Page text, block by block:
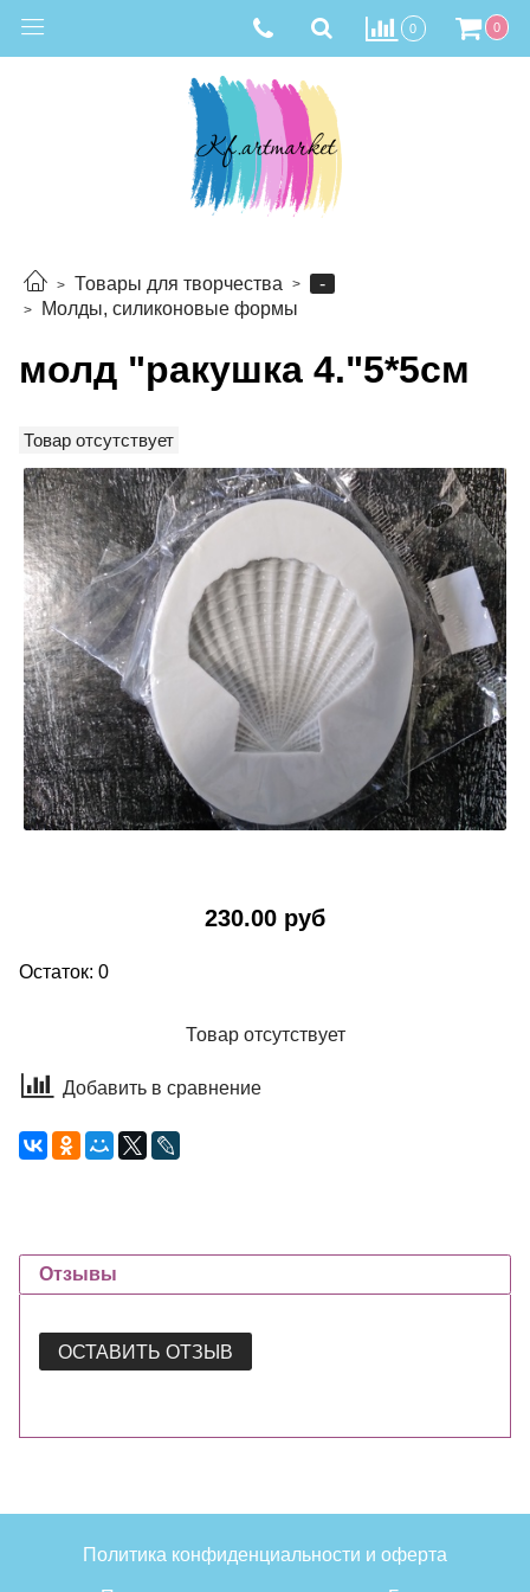
0 0
Товары для творчества
-
Молды, силиконовые формы
молд "ракушка 4."5*5см
Товар отсутствует
230.00 руб
Остаток: 0
Товар отсутствует
Добавить в сравнение
Отзывы
ОСТАВИТЬ ОТЗЫВ
Политика конфиденциальности и оферта